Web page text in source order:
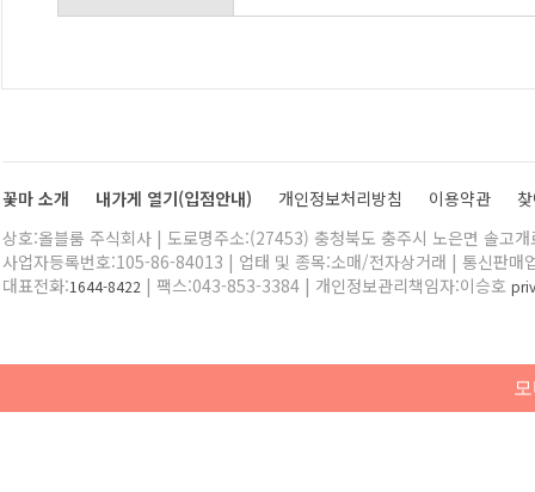
꽃마 소개 내가게 열기(입점안내) 개인정보처리방침 이용약관
상호:올블룸 주식회사 | 도로명주소:(27453) 충청북도 충주시 노은면 솔고
사업자등록번호:105-86-84013 | 업태 및 종목:소매/전자상거래 | 통신판매
대표전화:1644-8422 | 팩스:043-853-3384 | 개인정보관리책임자:이승호